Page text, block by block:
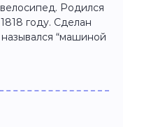
Родился
году. Сделан
“машиной